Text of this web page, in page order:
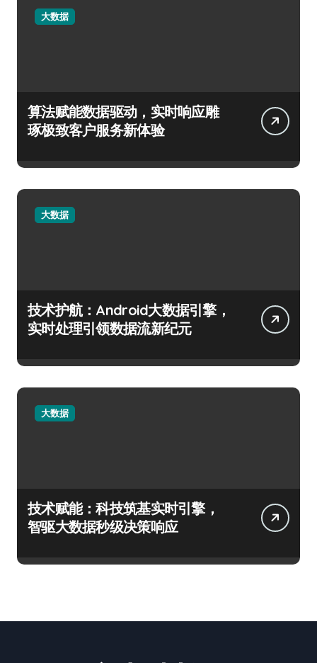
大数据
算法赋能数据驱动，实时响应雕
琢极致客户服务新体验
大数据
技术护航：Android大数据引擎，
实时处理引领数据流新纪元
大数据
技术赋能：科技筑基实时引擎，
智驱大数据秒级决策响应